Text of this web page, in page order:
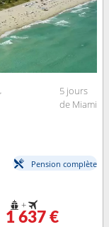
5 jours
de Miami
Pension complète
+
1 637 €